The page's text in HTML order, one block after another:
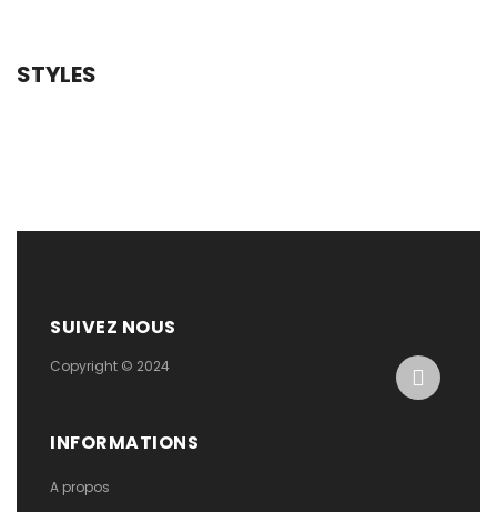
STYLES
SUIVEZ NOUS
Copyright © 2024
INFORMATIONS
A propos